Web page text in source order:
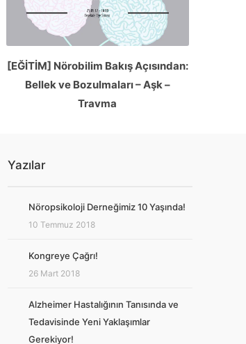
[EĞİTİM] Nörobilim Bakış Açısından:
Bellek ve Bozulmaları – Aşk –
Travma
Yazılar
Nöropsikoloji Derneğimiz 10 Yaşında!
10 Temmuz 2018
Kongreye Çağrı!
26 Mart 2018
Alzheimer Hastalığının Tanısında ve
Tedavisinde Yeni Yaklaşımlar
Gerekiyor!